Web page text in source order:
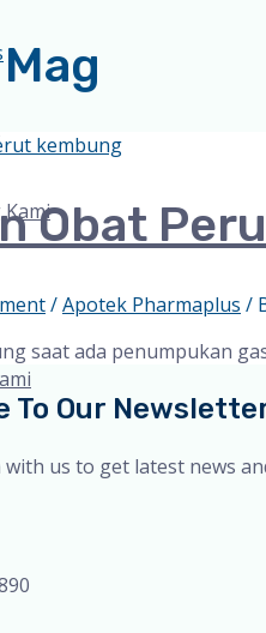
Obat
/Apotek Pharmaplus /
saat ada penumpukan
To Our
us to get latest news